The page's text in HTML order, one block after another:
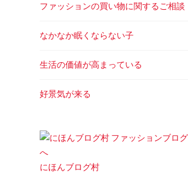
ファッションの買い物に関するご相談
なかなか眠くならない子
生活の価値が高まっている
好景気が来る
にほんブログ村